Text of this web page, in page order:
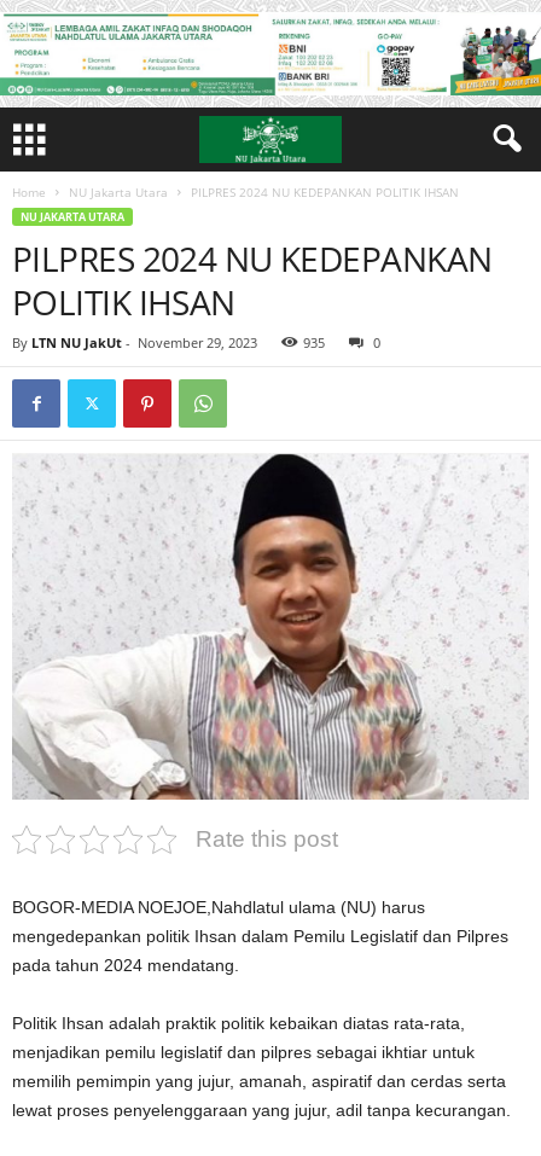
Home NU Jakarta Utara PILPRES 2024 NU KEDEPANKAN POLITIK IHSAN
NU JAKARTA UTARA
PILPRES 2024 NU KEDEPANKAN
POLITIK IHSAN
By LTN NU JakUt - November 29, 2023 935 0
Rate this post
BOGOR-MEDIA NOEJOE,Nahdlatul ulama (NU) harus
mengedepankan politik Ihsan dalam Pemilu Legislatif dan Pilpres
pada tahun 2024 mendatang.
Politik Ihsan adalah praktik politik kebaikan diatas rata-rata,
menjadikan pemilu legislatif dan pilpres sebagai ikhtiar untuk
memilih pemimpin yang jujur, amanah, aspiratif dan cerdas serta
lewat proses penyelenggaraan yang jujur, adil tanpa kecurangan.